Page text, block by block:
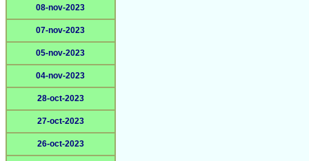
08-nov-2023
07-nov-2023
05-nov-2023
04-nov-2023
28-oct-2023
27-oct-2023
26-oct-2023